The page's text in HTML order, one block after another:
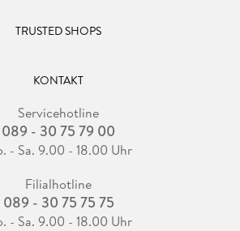
TRUSTED SHOPS
KONTAKT
Servicehotline
089 - 30 75 79 00
- Sa. 9.00 - 18.00 Uhr
Filialhotline
089 - 30 75 75 75
- Sa. 9.00 - 18.00 Uhr